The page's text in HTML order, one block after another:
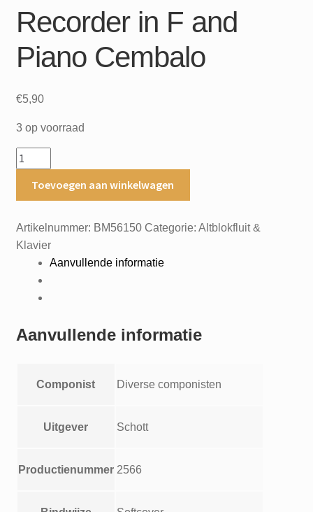
Recorder in F and
Piano Cembalo
€5,90
3 op voorraad
Aus
Alt-
Engalnd
Old
England
Stucke
Tanze
Meister
Old
Toevoegen aan winkelwagen
Artikelnummer: BM56150 Categorie: Altblokfluit &
Klavier
Aanvullende informatie
Aanvullende informatie
Componist Diverse componisten
Uitgever Schott
Productienummer 2566